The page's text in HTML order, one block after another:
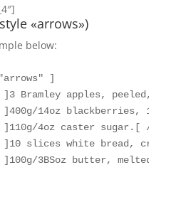
«arrows»)
below:
]
]3 Bramley apples, peeled, 2
]400g/14oz blackberries,
]110g/4oz caster sugar.[ /
]10 slices white bread,
]100g/3ВЅoz butter, melted,